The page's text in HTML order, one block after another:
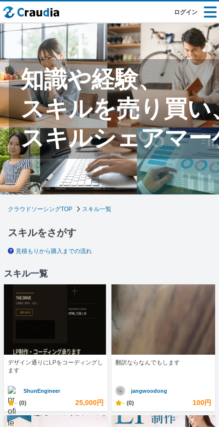
ログイン
知識や経験、
スキルを売り買い
スキルシェアマー
クラウドソーシングTOP スキル一覧
スキルをさがす
見積もりから購入までの流れ
スキル一覧
デザイン通りにLPをコーディングし
ます
ShunEngineer
- (0) 25,000円
翻訳ならなんでもします
jangwoodong
- (0) 100円